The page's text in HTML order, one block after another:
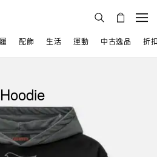
配飾 生活 運動 中古逸品 折